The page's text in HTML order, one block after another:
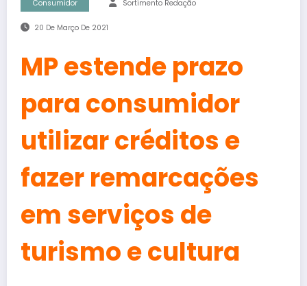
Consumidor Sortimento Redação
20 De Março De 2021
MP estende prazo
para consumidor
utilizar créditos e
fazer remarcações
em serviços de
turismo e cultura